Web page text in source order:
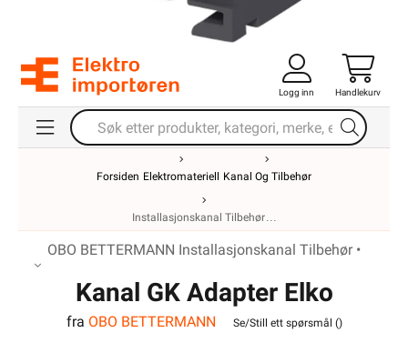
Logg inn Handlekurv
Forsiden Elektromateriell Kanal Og Tilbehør
Installasjonskanal Tilbehør
OBO BETTERMANN Installasjonskanal Tilbehør •
Kanal GK Adapter Elko
u/ramme Enkel Stikkontakt
fra OBO BETTERMANN Se/Still ett spørsmål ()